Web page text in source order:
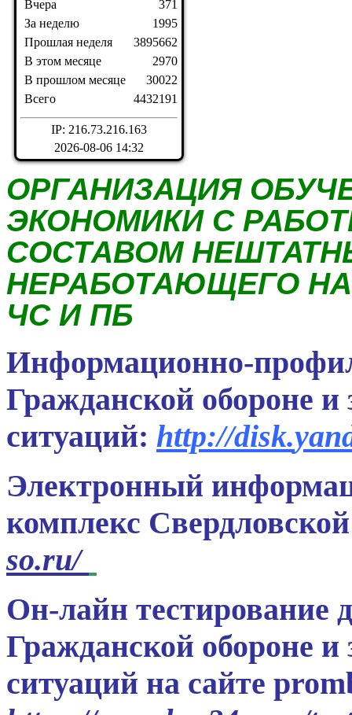
Вчера
За неделю
Прошлая неделя
В этом месяце
В прошлом месяце
Всего
371
1995
3895662
2970
30022
4432191
IP: 216.73.216.163
2026-08-06 14:32
ОРГАНИЗАЦИЯ
ЭКОНОМИКИ С
СОСТАВОМ
НЕРАБОТАЮЩЕГО
ЧС И ПБ
Информационно-
Гражданской обороне
ситуаций: http://disk.
Электронный
комплекс
so.ru/
Он-лайн тестирование
Гражданской обороне
ситуаций на сайте